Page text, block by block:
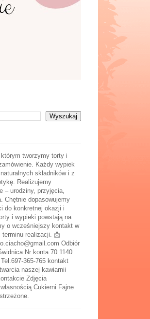
tworzymy torty i
Każdy wypiek
składników i z
Realizujemy
– urodziny, przyjęcia,
Chętnie dopasowujemy
do konkretnej okazji i
i wypieki powstają na
o wcześniejszy kontakt w
terminu realizacji. 📩
Odbiór
Nr konta 70 1140
365-765 kontakt
naszej kawiarnii
Zdjęcia
Cukierni Fajne